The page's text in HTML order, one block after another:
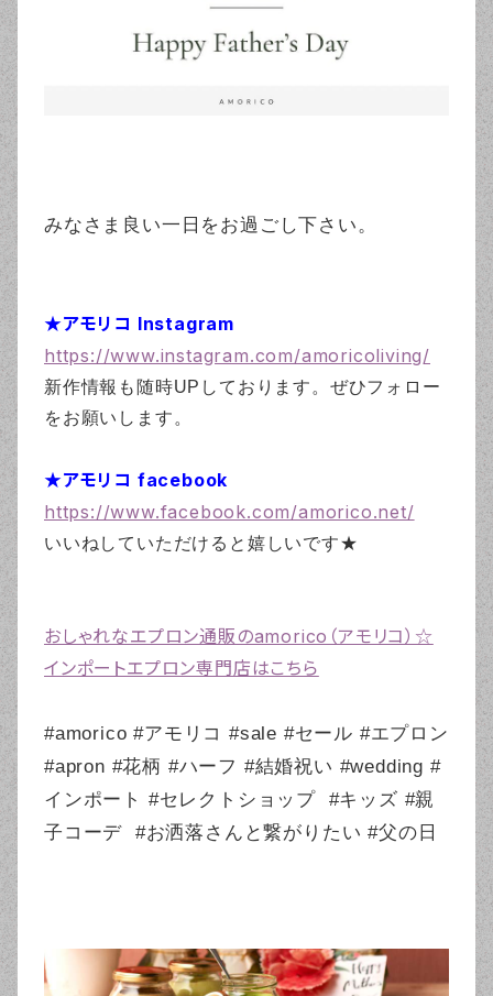
みなさま良い一日をお過ごし下さい。
★アモリコ Instagram
https://www.instagram.com/amoricoliving/
新作情報も随時UPしております。ぜひフォロー
をお願いします。
★アモリコ facebook
https://www.facebook.com/amorico.net/
いいねしていただけると嬉しいです★
おしゃれなエプロン通販のamorico（アモリコ）☆
インポートエプロン専門店はこちら
#amorico #アモリコ #sale #セール #エプロン
#apron #花柄 #ハーフ #結婚祝い #wedding #
インポート #セレクトショップ #キッズ #親
子コーデ #お洒落さんと繋がりたい #父の日